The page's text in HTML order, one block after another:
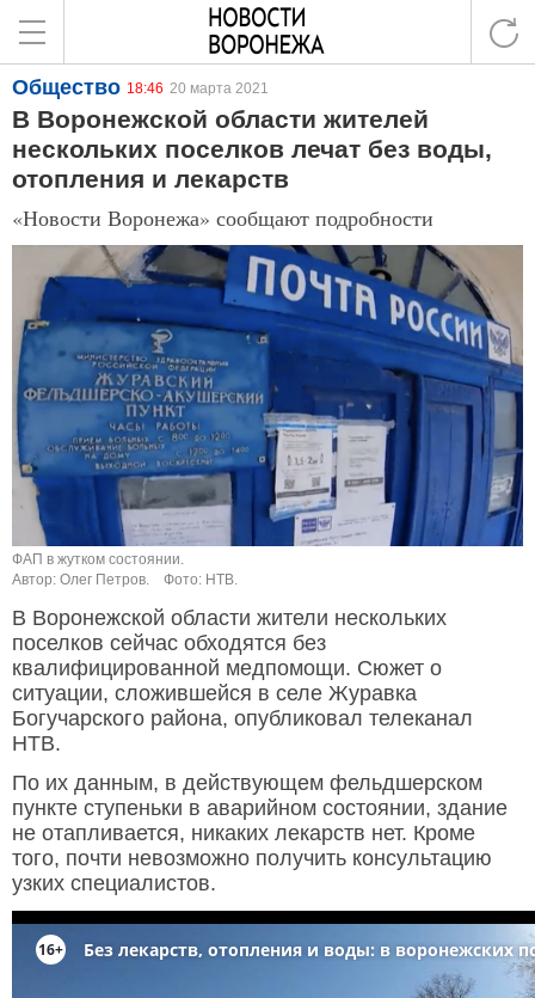
Общество 18:46 20 марта 2021
В Воронежской области жителей
нескольких поселков лечат без воды,
отопления и лекарств
«Новости Воронежа» сообщают подробности
ФАП в жутком состоянии.
Автор: Олег Петров.
Фото: НТВ.
В Воронежской области жители нескольких
поселков сейчас обходятся без
квалифицированной медпомощи. Сюжет о
ситуации, сложившейся в селе Журавка
Богучарского района, опубликовал телеканал
НТВ.
По их данным, в действующем фельдшерском
пункте ступеньки в аварийном состоянии, здание
не отапливается, никаких лекарств нет. Кроме
того, почти невозможно получить консультацию
узких специалистов.